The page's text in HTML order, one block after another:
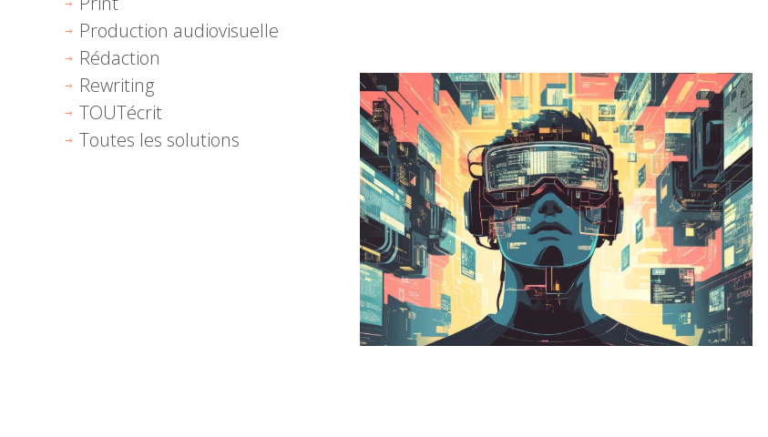
Production audiovisuelle
Rédaction
Rewriting
TOUTécrit
Toutes les solutions